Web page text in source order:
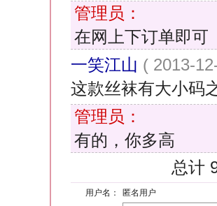
管理员：
在网上下订单即可
一笑江山 ( 2013-
这款丝袜有大小码
管理员：
有的，你多高
总计
用户名：
匿名用户